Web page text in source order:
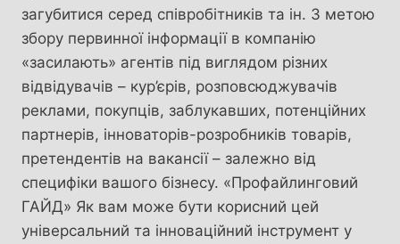
загубитися серед співробітників та ін. З метою
збору первинної інформації в компанію
«засилають» агентів під виглядом різних
відвідувачів – кур’єрів, розповсюджувачів
реклами, покупців, заблукавших, потенційних
партнерів, інноваторів-розробників товарів,
претендентів на вакансії – залежно від
специфіки вашого бізнесу. «Профайлинговий
ГАЙД» Як вам може бути корисний цей
універсальний та інноваційний інструмент у